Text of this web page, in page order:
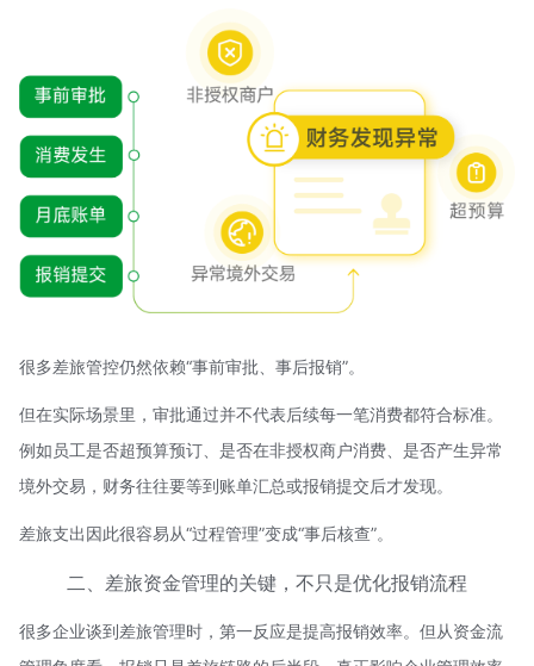
很多差旅管控仍然依赖“事前审批、事后报销”。
但在实际场景里，审批通过并不代表后续每一笔消费都符合标准。
例如员工是否超预算预订、是否在非授权商户消费、是否产生异常
境外交易，财务往往要等到账单汇总或报销提交后才发现。
差旅支出因此很容易从“过程管理”变成“事后核查”。
二、差旅资金管理的关键，不只是优化报销流程
很多企业谈到差旅管理时，第一反应是提高报销效率。但从资金流